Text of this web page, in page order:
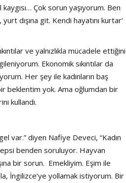
Çok sorun yaşıyorum. Ben
dışına git. Kendi hayatını kurtar’
ve yalnızlıkla mücadele ettiğini
Ekonomik sıkıntılar da
Her şey ile kadınların baş
beklentim yok. Ama oğlumdan bir
kullandı.
var.” diyen Nafiye Deveci, “Kadın
benden soruluyor. Hayvan
bir sorun. Emekliyim. Eşim ile
İngilizce’ye yollamak istiyorum. Bir